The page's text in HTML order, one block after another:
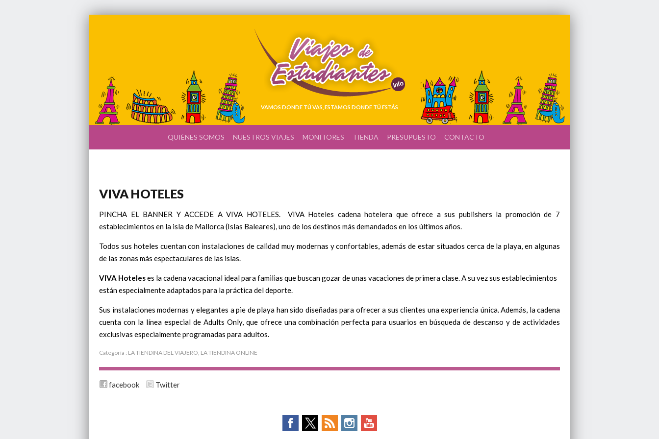
VAMOS DONDE TÚ VAS, ESTAMOS DONDE TÚ ESTÁS
QUIÉNES SOMOS NUESTROS VIAJES MONITORES TIENDA PRESUPUESTO CONTACTO
VIVA HOTELES
PINCHA EL BANNER Y ACCEDE A VIVA HOTELES. VIVA Hoteles cadena hotelera que ofrece a sus publishers la promoción de 7
establecimientos en la isla de Mallorca (Islas Baleares), uno de los destinos más demandados en los últimos años.
Todos sus hoteles cuentan con instalaciones de calidad muy modernas y confortables, además de estar situados cerca de la playa, en algunas
de las zonas más espectaculares de las islas.
VIVA Hoteleses la cadena vacacional ideal para familias que buscan gozar de unas vacaciones de primera clase. A su vez sus establecimientos
están especialmente adaptados para la práctica del deporte.
Sus instalaciones modernas y elegantes a pie de playa han sido diseñadas para ofrecer a sus clientes una experiencia única. Además, la cadena
cuenta con la línea especial de Adults Only, que ofrece una combinación perfecta para usuarios en búsqueda de descanso y de actividades
exclusivas especialmente programadas para adultos.
Categoría : LA TIENDINA DEL VIAJERO LA TIENDINA ONLINE
facebook Twitter